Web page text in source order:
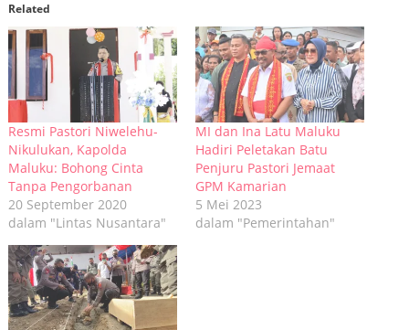
jendela
yang
baru) baru) baru) baru)
Related
Resmi Pastori Niwelehu-
Nikulukan, Kapolda
Maluku: Bohong Cinta
Tanpa Pengorbanan
20 September 2020
dalam "Lintas Nusantara"
MI dan Ina Latu Maluku
Hadiri Peletakan Batu
Penjuru Pastori Jemaat
GPM Kamarian
5 Mei 2023
dalam "Pemerintahan"